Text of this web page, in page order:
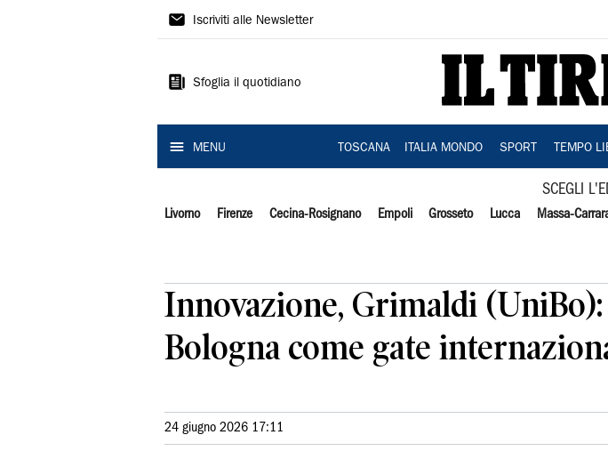
Il
Iscriviti alle Newsletter
Sfoglia il quotidiano
MENU TOSCANA ITALIA MONDO SPORT TEMPO
SCEGLI
Livorno Firenze Cecina-Rosignano Empoli Grosseto Lucca Massa-
Innovazione, Grimaldi
Bologna come gate
24 giugno 2026 17:11